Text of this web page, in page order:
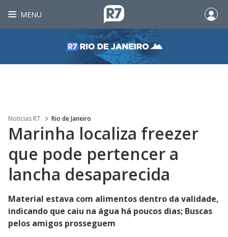
MENU
Noticias R7 Rio de Janeiro
Marinha localiza freezer
que pode pertencer a
lancha desaparecida
Material estava com alimentos dentro da validade,
indicando que caiu na água há poucos dias; Buscas
pelos amigos prosseguem